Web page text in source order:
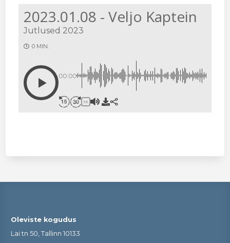
2023.01.08 - Veljo Kaptein
Jutlused 2023
0 MIN.
00:00
1X
Oleviste kogudus
Lai tn 50, Tallinn 10133